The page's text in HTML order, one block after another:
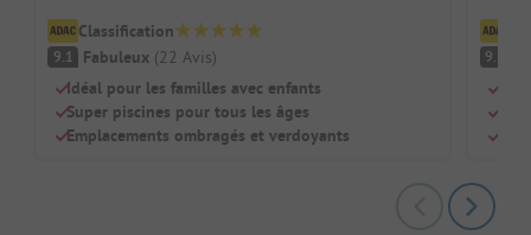
Classification
9.1 Fabuleux (22 Avis)
Idéal pour les familles avec enfants
Super piscines pour tous les âges
Emplacements ombragés et verdoyants
9.3